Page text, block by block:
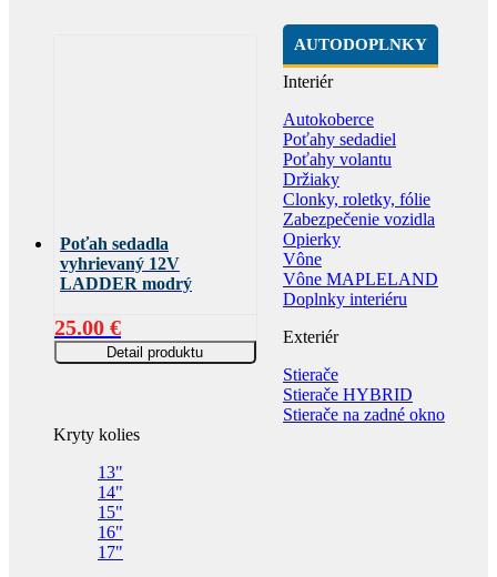
Poťah sedadla
vyhrievaný 12V
LADDER modrý
25.00 €
Detail produktu
AUTODOPLNKY
Interiér
Autokoberce
Poťahy sedadiel
Poťahy volantu
Držiaky
Clonky, roletky, fólie
Zabezpečenie vozidla
Opierky
Vône
Vône MAPLELAND
Doplnky interiéru
Exteriér
Stierače
Stierače HYBRID
Stierače na zadné okno
Kryty kolies
13"
14"
15"
16"
17"